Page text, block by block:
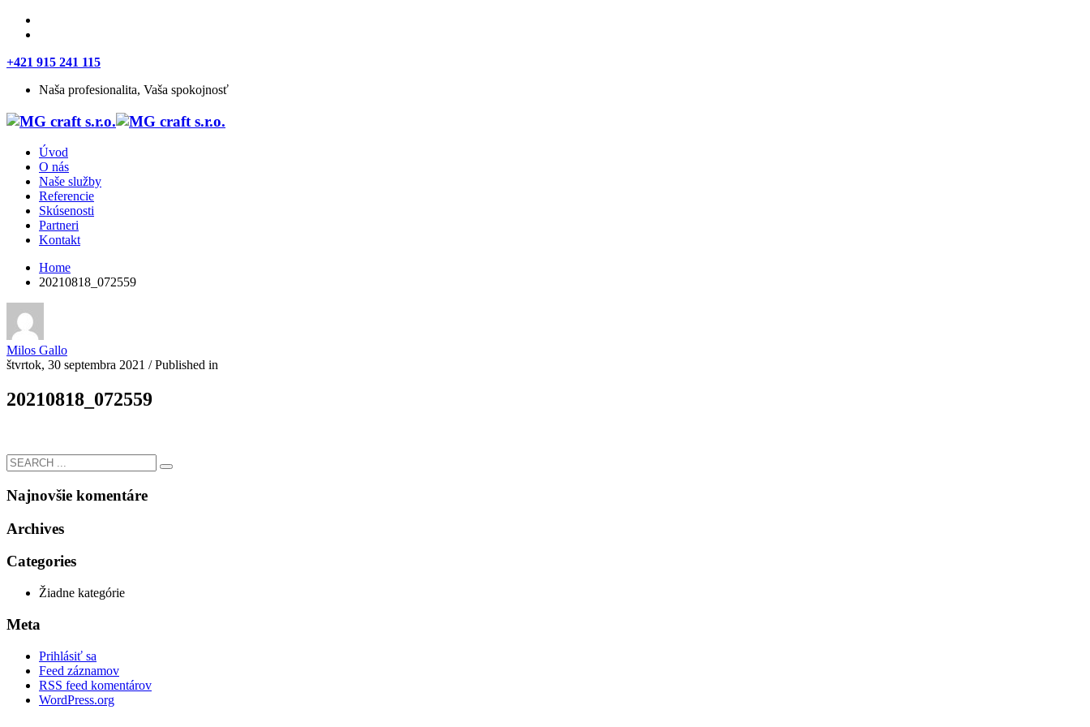
+421 915 241 115
Naša profesionalita, Vaša spokojnosť
Úvod
O nás
Naše služby
Referencie
Skúsenosti
Partneri
Kontakt
Home
20210818_072559
Milos Gallo
štvrtok, 30 septembra 2021 /Published in
20210818_072559
Najnovšie komentáre
Archives
Categories
Žiadne kategórie
Meta
Prihlásiť sa
Feed záznamov
RSS feed komentárov
WordPress.org